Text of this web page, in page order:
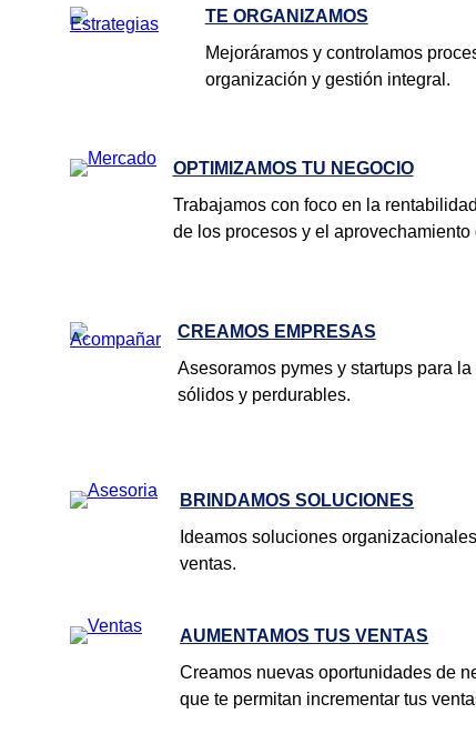
TE ORGANIZAMOS
Mejoráramos y controlamos
organización y gestión integral.
OPTIMIZAMOS TU NEGOCIO
Trabajamos con foco en la
de los procesos y el aprovechamiento
CREAMOS EMPRESAS
Asesoramos pymes y startups para
sólidos y perdurables.
BRINDAMOS SOLUCIONES
Ideamos soluciones
ventas.
AUMENTAMOS TUS VENTAS
Creamos nuevas oportunidades de
que te permitan incrementar tus